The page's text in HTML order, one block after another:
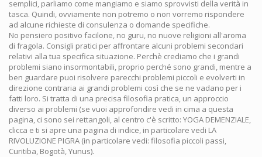
semplici, parliamo come mangiamo e siamo sprovvisti della verità in
tasca. Quindi, ovviamente non potremo o non vorremo rispondere
ad alcune richieste di consulenza o domande specifiche.
No pensiero positivo facilone, no guru, no nuove religioni all'aroma
di fragola. Consigli pratici per affrontare alcuni problemi secondari
relativi alla tua specifica situazione. Perchè crediamo che i grandi
problemi siano insormontabili, proprio perché sono grandi, mentre a
ben guardare puoi risolvere parecchi problemi piccoli e evolverti in
direzione contraria ai grandi problemi così che se ne vadano per i
fatti loro. Si tratta di una precisa filosofia pratica, un approccio
diverso ai problemi (se vuoi approfondire vedi in cima a questa
pagina, ci sono sei rettangoli, al centro c'è scritto: YOGA DEMENZIALE,
clicca e ti si apre una pagina di indice, in particolare vedi LA
RIVOLUZIONE PIGRA (in particolare vedi: filosofia piccoli passi,
Curitiba, Bogotà, Yunus).